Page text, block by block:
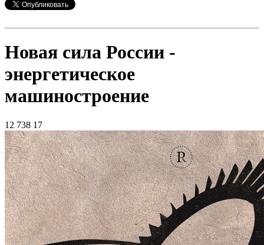
Новая сила России -
энергетическое
машиностроение
12 738 17